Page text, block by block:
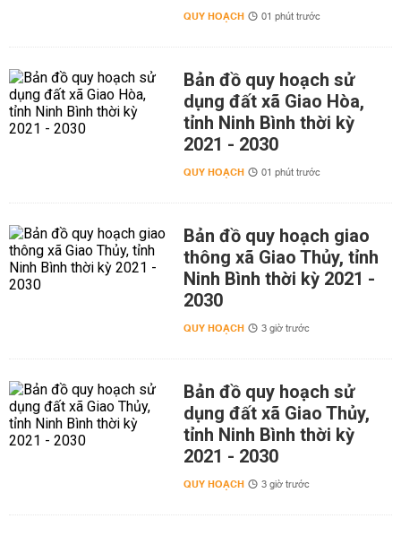
QUY HOẠCH 01 phút trước
Bản đồ quy hoạch sử
dụng đất xã Giao Hòa,
tỉnh Ninh Bình thời kỳ
2021 - 2030
QUY HOẠCH 01 phút trước
Bản đồ quy hoạch giao
thông xã Giao Thủy, tỉnh
Ninh Bình thời kỳ 2021 -
2030
QUY HOẠCH 3 giờ trước
Bản đồ quy hoạch sử
dụng đất xã Giao Thủy,
tỉnh Ninh Bình thời kỳ
2021 - 2030
QUY HOẠCH 3 giờ trước